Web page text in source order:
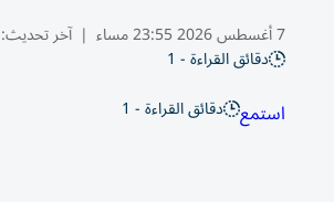
7 أغسطس 2026 23:55 مساء | آخر تحديث:
دقائق القراءة - 1
استمع دقائق القراءة - 1